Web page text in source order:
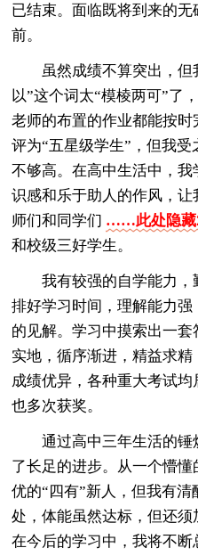
已结束。面临既将到来的
前。
虽然成绩不算突出，
以”这个词太“模棱两可”了
老师的布置的作业都能按
评为“五星级学生”，但我
不够高。在高中生活中，
识感和乐于助人的作风，
师们和同学们 ……此处隐
和校级三好学生。
我有较强的自学能力
排好学习时间，理解能力
的见解。学习中摸索出一
实地，循序渐进，精益求
成绩优异，各种重大考试
也多次获奖。
通过高中三年生活的
了长足的进步。从一个懵
优的“四有”新人，但我有
处，体能虽然达标，但还须
在今后的学习中，我将不